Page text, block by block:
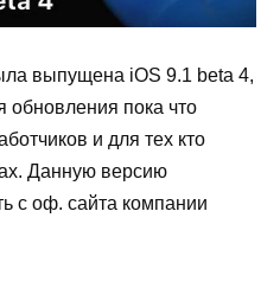
выпущена iOS 9.1 beta 4,
обновления пока что
и для тех кто
Данную версию
с оф. сайта компании